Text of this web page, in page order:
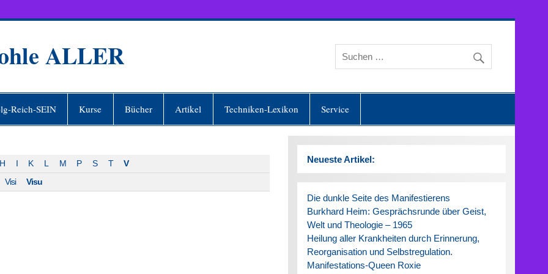
ALLER
Reich-SEIN Kurse Bücher Artikel Techniken-Lexikon Service
H I K L M P S T
V
Visi
Visu
Neueste Artikel:
Die dunkle Seite des Manifestierens
Burkhard Heim: Gesprächsrunde über Geist,
Welt und Theologie – 1965
Heilung aller Krankheiten durch Erinnerung,
Reorganisation und Selbstregulation.
Manifestations-Queen Roxie